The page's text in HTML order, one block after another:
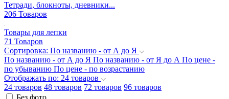
Тетради, блокноты, дневники...
206 Товаров
Товары для лепки
71 Товаров
Сортировка: По названию - от А до Я
По названию - от А до Я По названию - от Я до А По цене -
по убыванию По цене - по возрастанию
Отображать по: 24 товаров
24 товаров 48 товаров 72 товаров 96 товаров